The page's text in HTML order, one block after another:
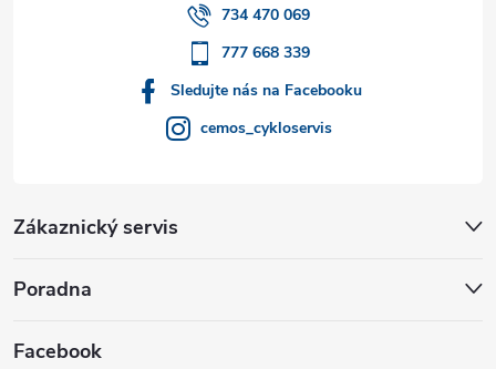
734 470 069
777 668 339
Sledujte nás na Facebooku
cemos_cykloservis
Zákaznický servis
Poradna
Facebook